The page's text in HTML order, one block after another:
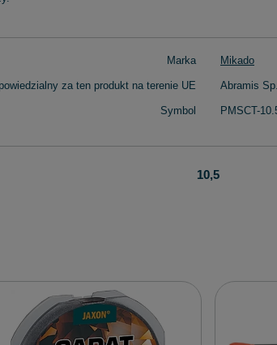
Marka Mikado
za ten produkt na terenie UE Abramis
Symbol PMSCT-
10,5